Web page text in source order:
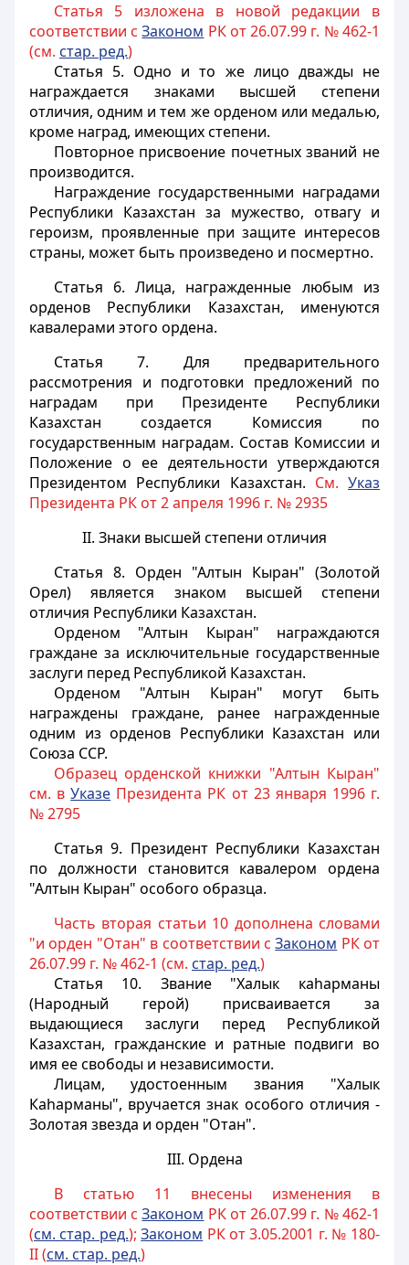
Статья 5 изложена в новой редакции в
соответствии сЗаконом РК от 26.07.99 г. № 462-1
(см. стар. ред.)
Статья 5. Одно и то же лицо дважды не
награждается знаками высшей степени
отличия, одним и тем же орденом или медалью,
кроме наград, имеющих степени.
Повторное присвоение почетных званий не
производится.
Награждение государственными наградами
Республики Казахстан за мужество, отвагу и
героизм, проявленные при защите интересов
страны, может быть произведено и посмертно.
Статья 6. Лица, награжденные любым из
орденов Республики Казахстан, именуются
кавалерами этого ордена.
Статья 7. Для предварительного
рассмотрения и подготовки предложений по
наградам при Президенте Республики
Казахстан создается Комиссия по
государственным наградам. Состав Комиссии и
Положение о ее деятельности утверждаются
Президентом Республики Казахстан. См. Указ
Президента РК от 2 апреля 1996 г. № 2935
II. Знаки высшей степени отличия
Статья 8. Орден "Алтын Кыран" (Золотой
Орел) является знаком высшей степени
отличия Республики Казахстан.
Орденом "Алтын Кыран" награждаются
граждане за исключительные государственные
заслуги перед Республикой Казахстан.
Орденом "Алтын Кыран" могут быть
награждены граждане, ранее награжденные
одним из орденов Республики Казахстан или
Союза ССР.
Образец орденской книжки "Алтын Кыран"
см. вУказе Президента РК от 23 января 1996 г.
№ 2795
Статья 9. Президент Республики Казахстан
по должности становится кавалером ордена
"Алтын Кыран" особого образца.
Часть вторая статьи 10 дополнена словами
"и орден "Отан" в соответствии сЗаконом РК от
26.07.99 г. № 462-1 (см. стар. ред.)
Статья 10. Звание "Халык каhарманы
(Народный герой) присваивается за
выдающиеся заслуги перед Республикой
Казахстан, гражданские и ратные подвиги во
имя ее свободы и независимости.
Лицам, удостоенным звания "Халык
Каhарманы", вручается знак особого отличия -
Золотая звезда и орден "Отан".
III. Ордена
В статью 11 внесены изменения в
соответствии сЗаконом РК от 26.07.99 г. № 462-1
(см. стар. ред.);Законом РК от 3.05.2001 г. № 180-
II (см. стар. ред.)